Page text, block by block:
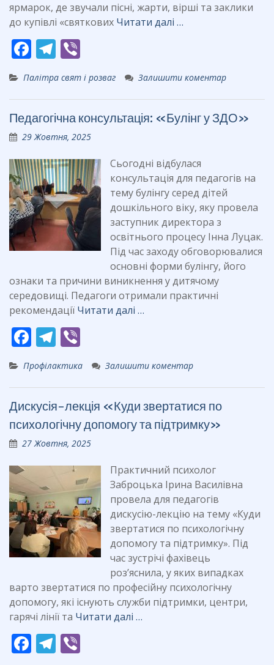
ярмарок, де звучали пісні, жарти, вірші та заклики
до купівлі «святкових Читати далі …
F
ac
e
b
o
o
k
T
e
gr
a
m
b
er
Палітра свят і розваг Залишити коментар
Педагогічна консультація: «Булінг у ЗДО»
29 Жовтня, 2025
Сьогодні відбулася
консультація для педагогів на
тему булінгу серед дітей
дошкільного віку, яку провела
заступник директора з
освітнього процесу Інна Луцак.
Під час заходу обговорювалися
основні форми булінгу, його
ознаки та причини виникнення у дитячому
середовищі. Педагоги отримали практичні
рекомендації Читати далі …
F
ac
e
b
o
o
k
T
e
gr
a
m
er
Профілактика Залишити коментар
Дискусія-лекція «Куди звертатися по
психологічну допомогу та підтримку»
27 Жовтня, 2025
Практичний психолог
Заброцька Ірина Василівна
провела для педагогів
дискусію-лекцію на тему «Куди
звертатися по психологічну
допомогу та підтримку». Під
час зустрічі фахівець
роз’яснила, у яких випадках
варто звертатися по професійну психологічну
допомогу, які існують служби підтримки, центри,
гарячі лінії та Читати далі …
F T